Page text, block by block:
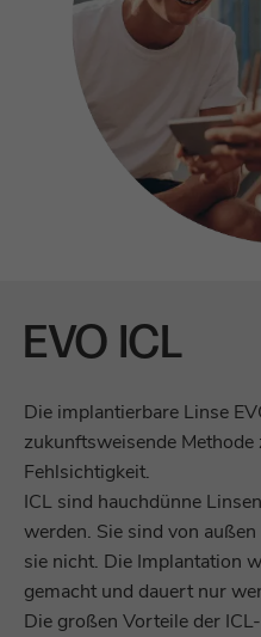
EVO ICL
Die implantierbare Linse
zukunftsweisende
Fehlsichtigkeit.
ICL sind hauchdünne
werden. Sie sind von
sie nicht. Die Implantation
gemacht und dauert nur
Die großen Vorteile der